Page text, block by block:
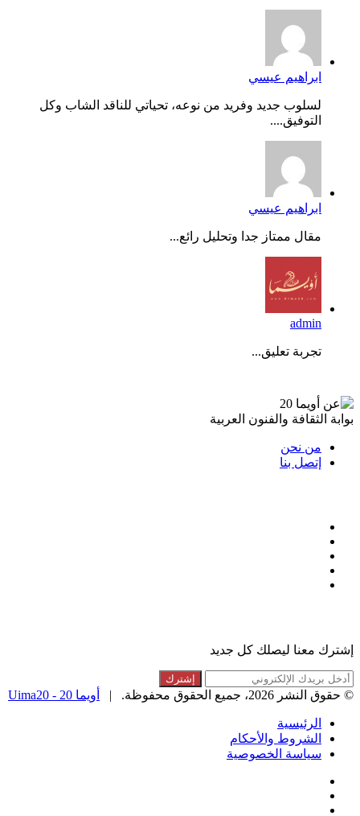
ابراهيم عيسي
لسلوب جديد وفريد من نوعه، تحياتي للناقد الشاب وكل
التوفيق....
ابراهيم عيسي
مقال ممتاز جدا وتحليل رائع...
admin
تجربة تعليق...
بوابة الثقافة والفنون العربية
من نحن
إتصل بنا
إشترك معنا ليصلك كل جديد
أدخل
بريدك
© حقوق النشر 2026، جميع الحقوق محفوظة. | أويما 20 - Uima20
الرئيسية
الشروط والأحكام
سياسة الخصوصية